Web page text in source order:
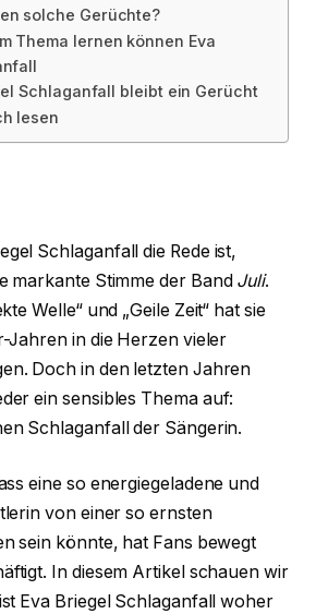
solche Gerüchte?
Thema lernen können Eva
Schlaganfall bleibt ein Gerücht
lesen
Schlaganfall die Rede ist,
markante Stimme der Band Juli.
Welle“ und „Geile Zeit“ hat sie
Jahren in die Herzen vieler
Doch in den letzten Jahren
ein sensibles Thema auf:
Schlaganfall der Sängerin.
eine so energiegeladene und
von einer so ernsten
sein könnte, hat Fans bewegt
In diesem Artikel schauen wir
Eva Briegel Schlaganfall woher